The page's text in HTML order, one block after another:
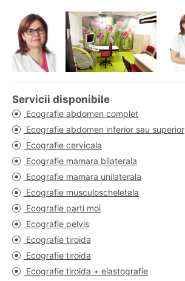
Servicii disponibile
Ecografie abdomen complet
Ecografie abdomen inferior sau superior
Ecografie cervicala
Ecografie mamara bilaterala
Ecografie mamara unilaterala
Ecografie musculoscheletala
Ecografie parti moi
Ecografie pelvis
Ecografie tiroida
Ecografie tiroida
Ecografie tiroida + elastografie